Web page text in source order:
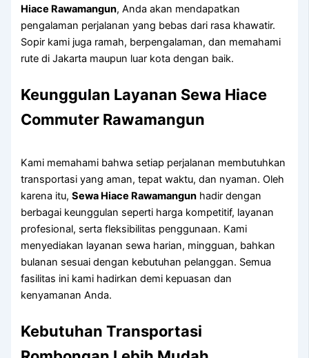
Hiace Rawamangun, Anda akan mendapatkan
pengalaman perjalanan yang bebas dari rasa khawatir.
Sopir kami juga ramah, berpengalaman, dan memahami
rute di Jakarta maupun luar kota dengan baik.
Keunggulan Layanan Sewa Hiace
Commuter Rawamangun
Kami memahami bahwa setiap perjalanan membutuhkan
transportasi yang aman, tepat waktu, dan nyaman. Oleh
karena itu,Sewa Hiace Rawamangun hadir dengan
berbagai keunggulan seperti harga kompetitif, layanan
profesional, serta fleksibilitas penggunaan. Kami
menyediakan layanan sewa harian, mingguan, bahkan
bulanan sesuai dengan kebutuhan pelanggan. Semua
fasilitas ini kami hadirkan demi kepuasan dan
kenyamanan Anda.
Kebutuhan Transportasi